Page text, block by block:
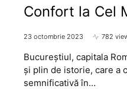
Confort la Cel
23 octombrie 2023 782
Bucureștiul, capitala
și plin de istorie, care a
semnificativă în…